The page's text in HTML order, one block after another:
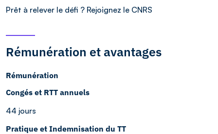
Prêt à relever le défi ? Rejoignez le CNRS
Rémunération et avantages
Rémunération
Congés et RTT annuels
44 jours
Pratique et Indemnisation du TT